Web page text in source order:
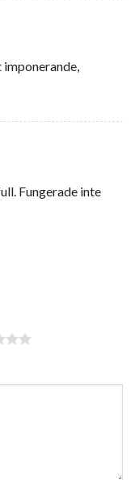
imponerande,
Fungerade inte